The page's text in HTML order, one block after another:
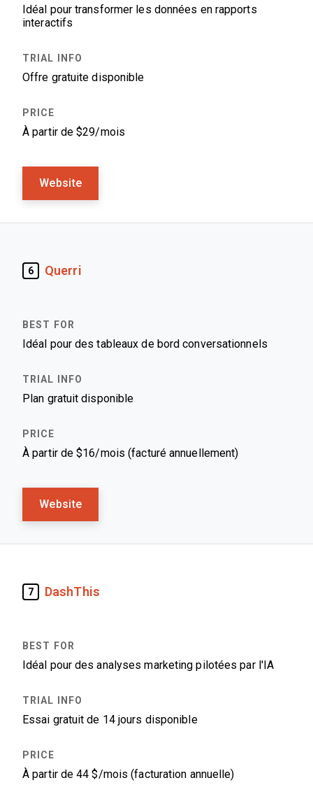
Idéal pour transformer les données en rapports
interactifs
Offre gratuite disponible
À partir de $29/mois
Website
6 Querri
Idéal pour des tableaux de bord conversationnels
Plan gratuit disponible
À partir de $16/mois (facturé annuellement)
Website
7 DashThis
Idéal pour des analyses marketing pilotées par l'IA
Essai gratuit de 14 jours disponible
À partir de 44 $/mois (facturation annuelle)